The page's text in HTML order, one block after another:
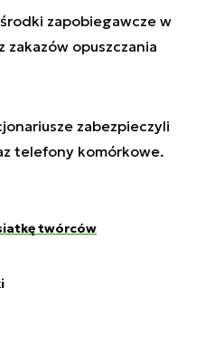
zapobiegawcze w
opuszczania
zabezpieczyli
telefony komórkowe.
twórców